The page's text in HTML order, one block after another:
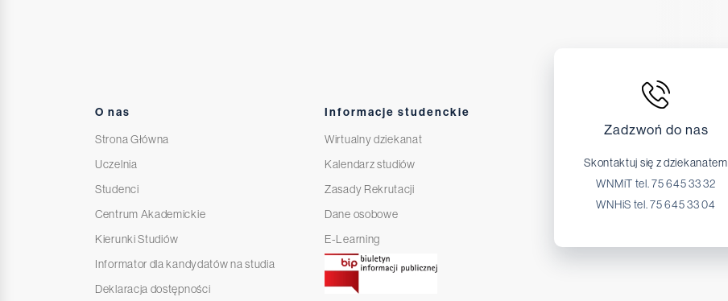
O nas
Strona Główna
Uczelnia
Studenci
Centrum Akademickie
Kierunki Studiów
Informator dla kandydatów na studia
Deklaracja dostępności
Informacje studenckie
Wirtualny dziekanat
Kalendarz studiów
Zasady Rekrutacji
Dane osobowe
E-Learning
Zadzwoń do nas
Skontaktuj się z dziekanatem
WNMiT tel. 75 645 33 32
WNHiS tel. 75 645 33 04